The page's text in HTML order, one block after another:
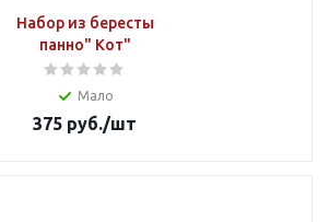
Набор из бересты
панно" Кот"
Мало
375 руб./шт